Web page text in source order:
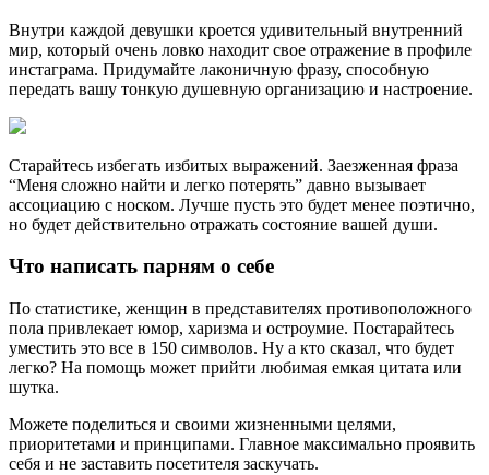
Внутри каждой девушки кроется удивительный внутренний
мир, который очень ловко находит свое отражение в профиле
инстаграма. Придумайте лаконичную фразу, способную
передать вашу тонкую душевную организацию и настроение.
Старайтесь избегать избитых выражений. Заезженная фраза
“Меня сложно найти и легко потерять” давно вызывает
ассоциацию с носком. Лучше пусть это будет менее поэтично,
но будет действительно отражать состояние вашей души.
Что написать парням о себе
По статистике, женщин в представителях противоположного
пола привлекает юмор, харизма и остроумие. Постарайтесь
уместить это все в 150 символов. Ну а кто сказал, что будет
легко? На помощь может прийти любимая емкая цитата или
шутка.
Можете поделиться и своими жизненными целями,
приоритетами и принципами. Главное максимально проявить
себя и не заставить посетителя заскучать.